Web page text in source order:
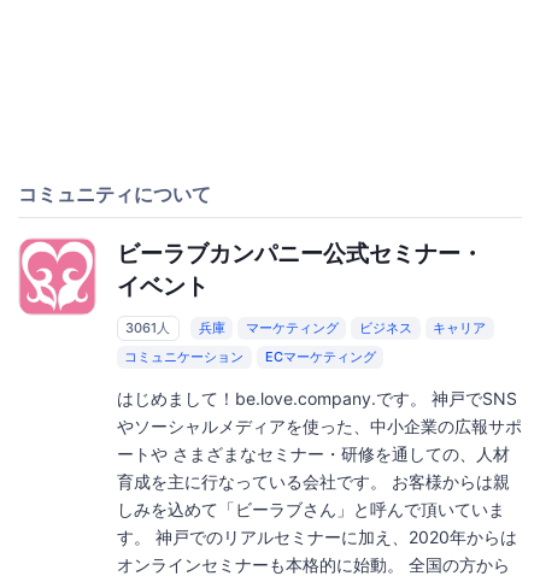
コミュニティについて
ビーラブカンパニー公式セミナー・
イベント
3061人 兵庫 マーケティング ビジネス
キャリア
コミュニケーション
ECマーケティング
はじめまして！be.love.company.です。 神戸でSNS
やソーシャルメディアを使った、中小企業の広報サポ
ートや さまざまなセミナー・研修を通しての、人材
育成を主に行なっている会社です。 お客様からは親
しみを込めて「ビーラブさん」と呼んで頂いていま
す。 神戸でのリアルセミナーに加え、2020年からは
オンラインセミナーも本格的に始動。 全国の方から